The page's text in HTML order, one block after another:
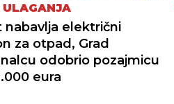
ULAGANJA
nabavlja električni
za otpad, Grad
odobrio pozajmicu
eura